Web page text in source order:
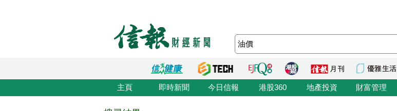
主頁 即時新聞 今日信報 港股360 地產投資 財富管理